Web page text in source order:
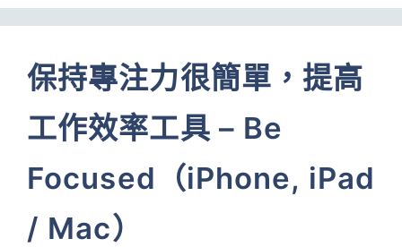
保持專注力很簡單，提高
工作效率工具 – Be
Focused（iPhone, iPad
/ Mac）